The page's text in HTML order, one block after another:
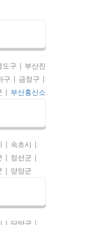
구 | 부산진
구 | 금정구 |
| 부산흥신소
| 속초시 |
| 정선군 |
| 양양군